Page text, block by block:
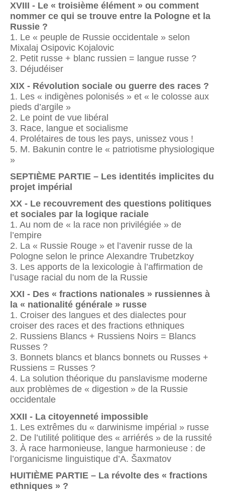
XVIII - Le « troisième élément » ou comment
nommer ce qui se trouve entre la Pologne et la
Russie ?
1. Le « peuple de Russie occidentale » selon
Mixalaj Osipovic Kojalovic
2. Petit russe + blanc russien = langue russe ?
3. Déjudéiser
XIX - Révolution sociale ou guerre des races ?
1. Les « indigènes polonisés » et « le colosse aux
pieds d’argile »
2. Le point de vue libéral
3. Race, langue et socialisme
4. Prolétaires de tous les pays, unissez vous !
5. M. Bakunin contre le « patriotisme physiologique
»
SEPTIÈME PARTIE – Les identités implicites du
projet impérial
XX - Le recouvrement des questions politiques
et sociales par la logique raciale
1. Au nom de « la race non privilégiée » de
l’empire
2. La « Russie Rouge » et l’avenir russe de la
Pologne selon le prince Alexandre Trubetzkoy
3. Les apports de la lexicologie à l’affirmation de
l’usage racial du nom de la Russie
XXI - Des « fractions nationales » russiennes à
la « nationalité générale » russe
1. Croiser des langues et des dialectes pour
croiser des races et des fractions ethniques
2. Russiens Blancs + Russiens Noirs = Blancs
Russes ?
3. Bonnets blancs et blancs bonnets ou Russes +
Russiens = Russes ?
4. La solution théorique du panslavisme moderne
aux problèmes de « digestion » de la Russie
occidentale
XXII - La citoyenneté impossible
1. Les extrêmes du « darwinisme impérial » russe
2. De l’utilité politique des « arriérés » de la russité
3. À race harmonieuse, langue harmonieuse : de
l’organicisme linguistique d’A. Šaxmatov
HUITIÈME PARTIE – La révolte des « fractions
ethniques » ?